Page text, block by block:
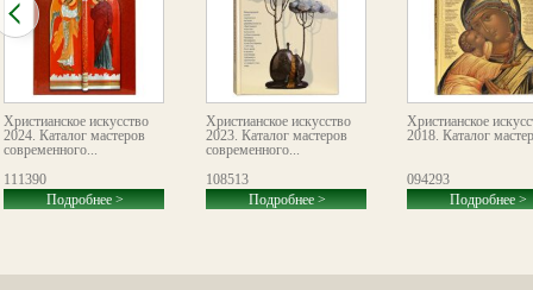
Христианское искусство
2024. Каталог мастеров
современного...
111390
Подробнее >
Христианское искусство
2023. Каталог мастеров
современного...
108513
Подробнее >
Христианское
2018. Каталог
094293
Подробнее >